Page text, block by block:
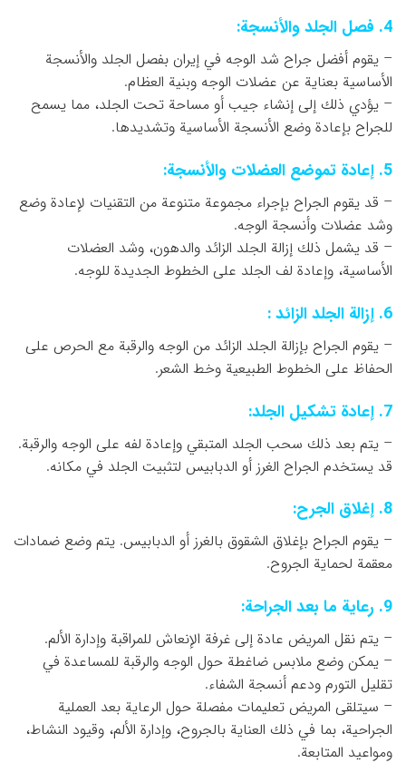
4. فصل الجلد والأنسجة:
– يقوم أفضل جراح شد الوجه في إيران بفصل الجلد والأنسجة
الأساسية بعناية عن عضلات الوجه وبنية العظام.
– يؤدي ذلك إلى إنشاء جيب أو مساحة تحت الجلد، مما يسمح
للجراح بإعادة وضع الأنسجة الأساسية وتشديدها.
5. إعادة تموضع العضلات والأنسجة:
– قد يقوم الجراح بإجراء مجموعة متنوعة من التقنيات لإعادة وضع
وشد عضلات وأنسجة الوجه.
– قد يشمل ذلك إزالة الجلد الزائد والدهون، وشد العضلات
الأساسية، وإعادة لف الجلد على الخطوط الجديدة للوجه.
6. إزالة الجلد الزائد :
– يقوم الجراح بإزالة الجلد الزائد من الوجه والرقبة مع الحرص على
الحفاظ على الخطوط الطبيعية وخط الشعر.
7. إعادة تشكيل الجلد:
– يتم بعد ذلك سحب الجلد المتبقي وإعادة لفه على الوجه والرقبة.
قد يستخدم الجراح الغرز أو الدبابيس لتثبيت الجلد في مكانه.
8. إغلاق الجرح:
– يقوم الجراح بإغلاق الشقوق بالغرز أو الدبابيس. يتم وضع ضمادات
معقمة لحماية الجروح.
9. رعاية ما بعد الجراحة:
– يتم نقل المريض عادة إلى غرفة الإنعاش للمراقبة وإدارة الألم.
– يمكن وضع ملابس ضاغطة حول الوجه والرقبة للمساعدة في
تقليل التورم ودعم أنسجة الشفاء.
– سيتلقى المريض تعليمات مفصلة حول الرعاية بعد العملية
الجراحية، بما في ذلك العناية بالجروح، وإدارة الألم، وقيود النشاط،
ومواعيد المتابعة.